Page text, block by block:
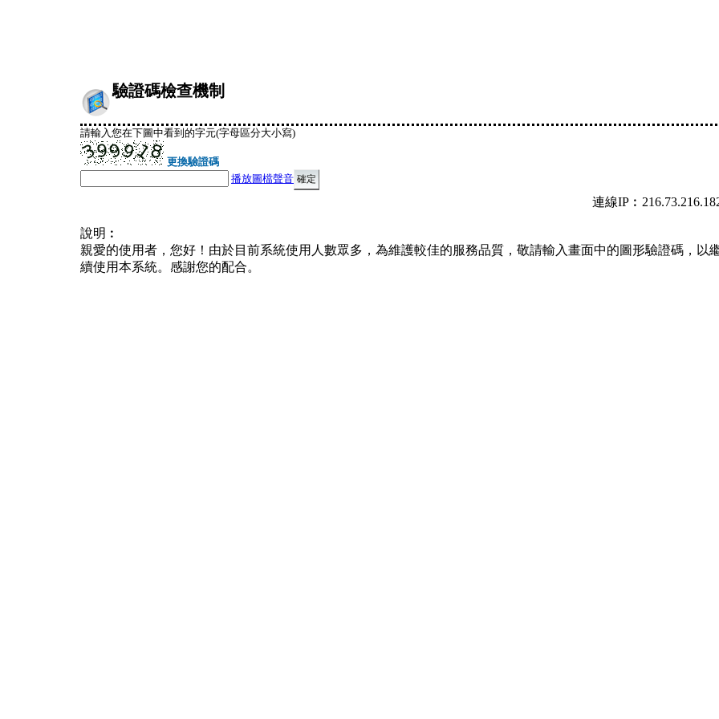
驗證碼檢查機制
請輸入您在下圖中看到的字元(字母區分大小寫)
更換驗證碼
播放圖檔聲音
連線
說明︰
親愛的使用者，您好！由於目前系統使用人數眾多，為維護較佳的服務品質，敬請輸入畫面中的圖形驗證碼，以
續使用本系統。感謝您的配合。